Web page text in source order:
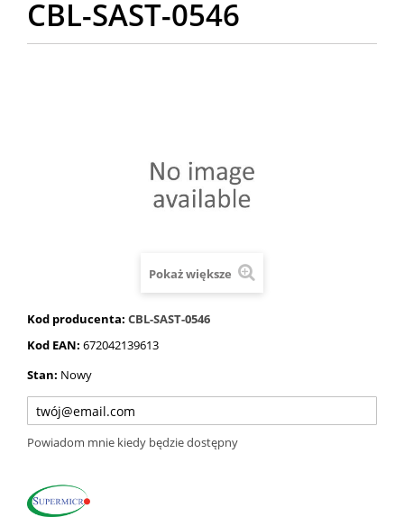
CBL-SAST-0546
Pokaż większe
Kod producenta: CBL-SAST-0546
Kod EAN: 672042139613
Stan: Nowy
Powiadom mnie kiedy będzie dostępny